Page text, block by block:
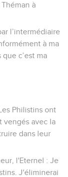
à
l’intermédiaire
à ma
c’est ma
Philistins ont
vengés avec la
dans leur
l'Eternel : Je
J'éliminerai